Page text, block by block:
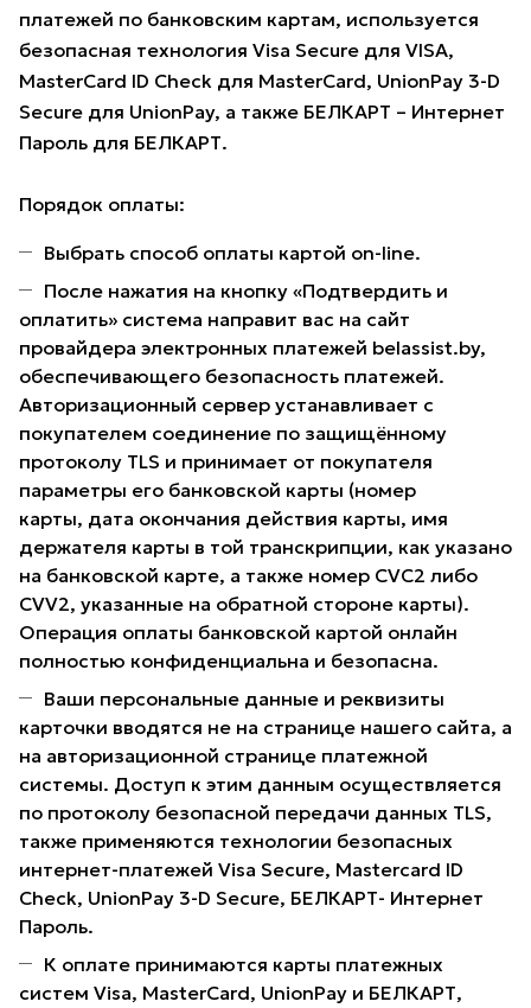
платежей по банковским картам, используется
безопасная технология Visa Secure для VISA,
MasterCard ID Check для MasterCard, UnionPay 3-D
Secure для UnionPay, а также БЕЛКАРТ – Интернет
Пароль для БЕЛКАРТ.
Порядок оплаты:
Выбрать способ оплаты картой on-line.
После нажатия на кнопку «Подтвердить и
оплатить» система направит вас на сайт
провайдера электронных платежей belassist.by,
обеспечивающего безопасность платежей.
Авторизационный сервер устанавливает с
покупателем соединение по защищённому
протоколу TLS и принимает от покупателя
параметры его банковской карты (номер
карты, дата окончания действия карты, имя
держателя карты в той транскрипции, как указано
на банковской карте, а также номер CVC2 либо
CVV2, указанные на обратной стороне карты).
Операция оплаты банковской картой онлайн
полностью конфиденциальна и безопасна.
Ваши персональные данные и реквизиты
карточки вводятся не на странице нашего сайта, а
на авторизационной странице платежной
системы. Доступ к этим данным осуществляется
по протоколу безопасной передачи данных TLS,
также применяются технологии безопасных
интернет-платежей Visa Secure, Mastercard ID
Check, UnionPay 3-D Secure, БЕЛКАРТ- Интернет
Пароль.
К оплате принимаются карты платежных
систем Visa, MasterCard, UnionPay и БЕЛКАРТ,